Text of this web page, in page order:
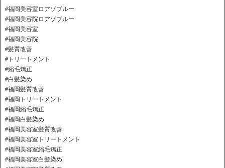
#福岡美容室ロアゾブルー
#福岡美容院ロアゾブルー
#福岡美容室
#福岡美容院
#髪質改善
#トリートメント
#縮毛矯正
#白髪染め
#福岡髪質改善
#福岡トリートメント
#福岡縮毛矯正
#福岡白髪染め
#福岡美容室髪質改善
#福岡美容室トリートメント
#福岡美容室縮毛矯正
#福岡美容室白髪染め